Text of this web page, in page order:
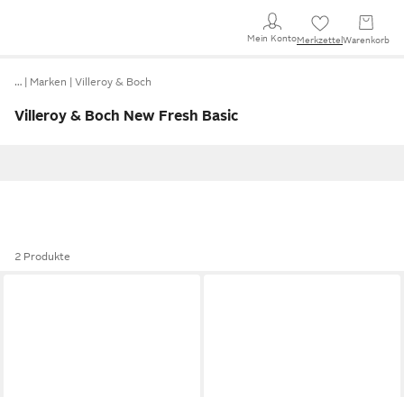
Mein KontoMerkzettel Warenkorb
… Marken Villeroy & Boch
Villeroy & Boch New Fresh Basic
2 Produkte